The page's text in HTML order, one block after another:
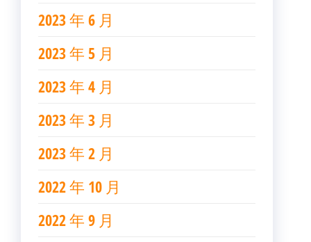
2023 年 6 月
2023 年 5 月
2023 年 4 月
2023 年 3 月
2023 年 2 月
2022 年 10 月
2022 年 9 月